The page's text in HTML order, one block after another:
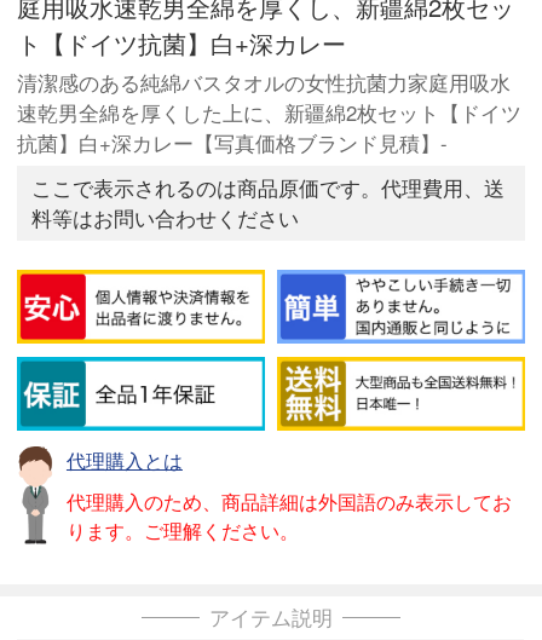
ト【ドイツ抗菌】白+深カレー
清潔感のある純綿バスタオルの女性抗菌力家庭用吸水
速乾男全綿を厚くした上に、新疆綿2枚セット【ドイツ
抗菌】白+深カレー【写真価格ブランド見積】-
ここで表示されるのは商品原価です。代理費用、送
料等はお問い合わせください
代理購入とは
代理購入のため、商品詳細は外国語のみ表示してお
ります。ご理解ください。
アイテム説明